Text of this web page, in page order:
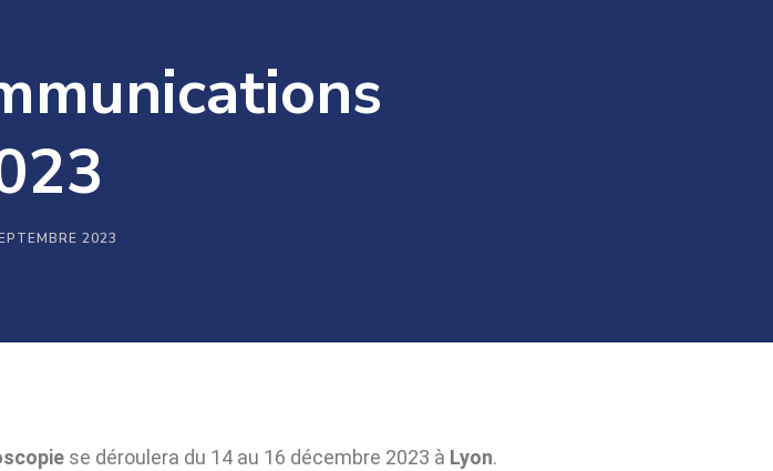
2023
se déroulera du 14 au 16 décembre 2023 à Lyon.